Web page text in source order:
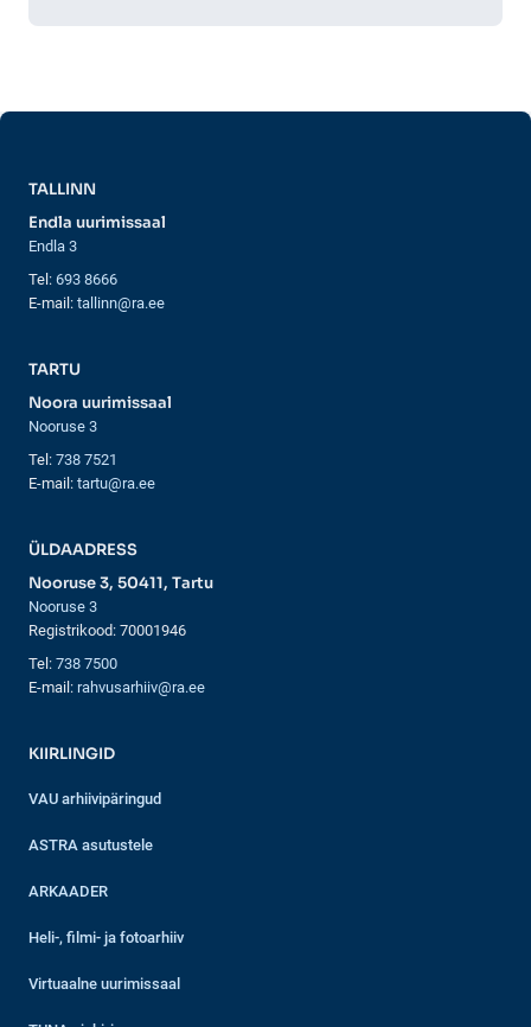
TALLINN
Endla uurimissaal
Endla 3
Tel: 693 8666
E-mail: tallinn@ra.ee
TARTU
Noora uurimissaal
Nooruse 3
Tel: 738 7521
E-mail: tartu@ra.ee
ÜLDAADRESS
Nooruse 3, 50411, Tartu
Nooruse 3
Registrikood: 70001946
Tel: 738 7500
E-mail: rahvusarhiiv@ra.ee
KIIRLINGID
VAU arhiivipäringud
ASTRA asutustele
ARKAADER
Heli-, filmi- ja fotoarhiiv
Virtuaalne uurimissaal